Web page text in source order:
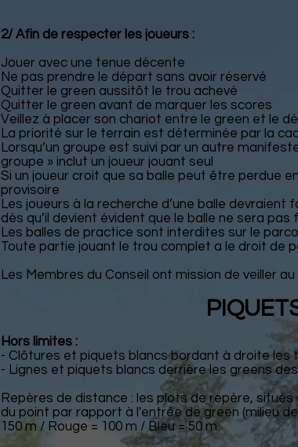
2/ Afin de respecter les joueurs :
Jouer avec une tenue décente
Ne pas prendre le départ sans avoir réservé
Quitter le green aussitôt le trou achevé
Quitter le green avant de marquer les scores
Veillez à placer son chariot entre le green et le
La priorité sur le terrain est déterminée par la
Lorsqu’un groupe est suivi par un autre
groupe » inclut un joueur jouant seul
Si un joueur croit que sa balle peut être perdue
provisoire
Les joueurs à la recherche d’une balle
dès qu’il devient évident que le balle ne sera
Les balles de practice sont interdites sur le
Toute partie jouant le trou complet a le droit de
Les Membres du Conseil ont mission de veiller
Hors limites :
- Clôtures et piquets blancs bordant à droite les
- Lignes et piquets blancs derrière les greens des
Repères de distance : les plots de repère,
du point par rapport à l'entrée de green (milieu
150 m / Rouge = 100 m / Bleu = 50 m.